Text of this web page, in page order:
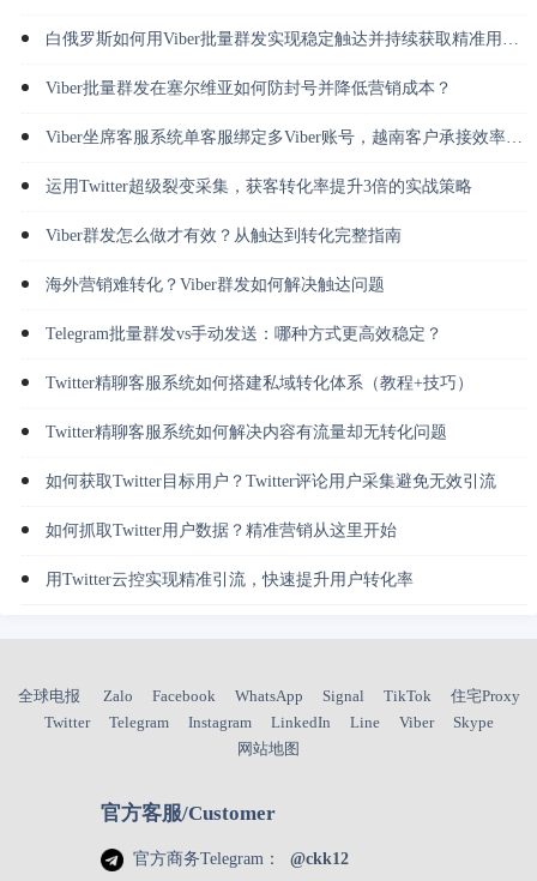
白俄罗斯如何用Viber批量群发实现稳定触达并持续获取精准用户？
Viber批量群发在塞尔维亚如何防封号并降低营销成本？
Viber坐席客服系统单客服绑定多Viber账号，越南客户承接效率倍增
运用Twitter超级裂变采集，获客转化率提升3倍的实战策略
Viber群发怎么做才有效？从触达到转化完整指南
海外营销难转化？Viber群发如何解决触达问题
Telegram批量群发vs手动发送：哪种方式更高效稳定？
Twitter精聊客服系统如何搭建私域转化体系（教程+技巧）
Twitter精聊客服系统如何解决内容有流量却无转化问题
如何获取Twitter目标用户？Twitter评论用户采集避免无效引流
如何抓取Twitter用户数据？精准营销从这里开始
用Twitter云控实现精准引流，快速提升用户转化率
全球电报 Zalo Facebook WhatsApp Signal TikTok
住宅Proxy
Twitter
Telegram Instagram LinkedIn Line Viber
Skype
网站地图
官方客服/Customer
官方商务Telegram： @ckk12